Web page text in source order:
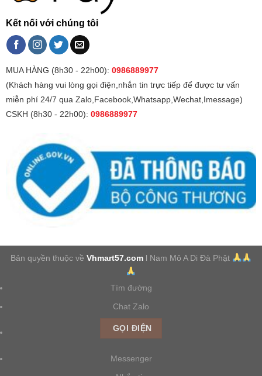
Kết nối với chúng tôi
MUA HÀNG (8h30 - 22h00): 0986889977
(Khách hàng vui lòng gọi điện,nhắn tin trực tiếp để được tư vấn
miễn phí 24/7 qua Zalo,Facebook,Whatsapp,Wechat,Imessage)
CSKH (8h30 - 22h00): 0986889977
Bản quyền thuộc vềVhmart57.com l Nam Mô A Di Đà Phật
Tìm đường
Chat Zalo
GỌI ĐIỆN
Messenger